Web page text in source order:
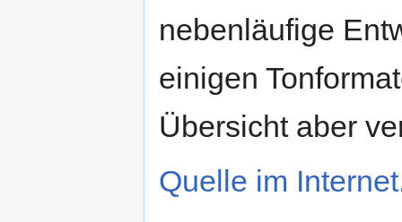
nebenläufige
einigen
Übersicht aber
Quelle im